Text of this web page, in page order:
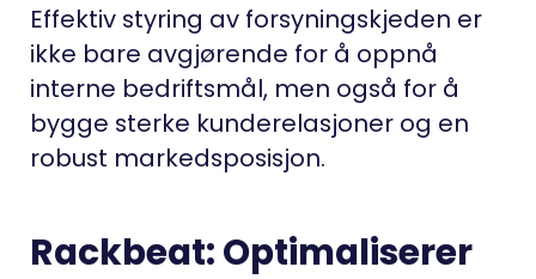
Effektiv styring av forsyningskjeden er
ikke bare avgjørende for å oppnå
interne bedriftsmål, men også for å
bygge sterke kunderelasjoner og en
robust markedsposisjon.
Rackbeat: Optimaliserer